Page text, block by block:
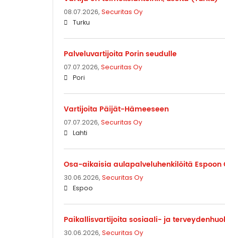
08.07.2026, Securitas Oy
Turku
Palveluvartijoita Porin seudulle
07.07.2026, Securitas Oy
Pori
Vartijoita Päijät-Hämeeseen
07.07.2026, Securitas Oy
Lahti
Osa-aikaisia aulapalveluhenkilöitä Espoon
30.06.2026, Securitas Oy
Espoo
Paikallisvartijoita sosiaali- ja
30.06.2026, Securitas Oy